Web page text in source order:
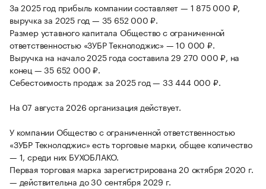
За 2025 год прибыль компании составляет — 1 875 000 ₽,
выручка за 2025 год — 35 652 000 ₽.
Размер уставного капитала Общество с ограниченной
ответственностью «ЗУБР Текнолоджис» — 10 000 ₽.
Выручка на начало 2025 года составила 29 270 000 ₽, на
конец — 35 652 000 ₽.
Себестоимость продаж за 2025 год — 33 444 000 ₽.
На 07 августа 2026 организация действует.
У компании Общество с ограниченной ответственностью
«ЗУБР Текнолоджис» есть торговые марки, общее количество
— 1, среди них БУХОБЛАКО.
Первая торговая марка зарегистрирована 20 октября 2020 г.
— действительна до 30 сентября 2029 г.